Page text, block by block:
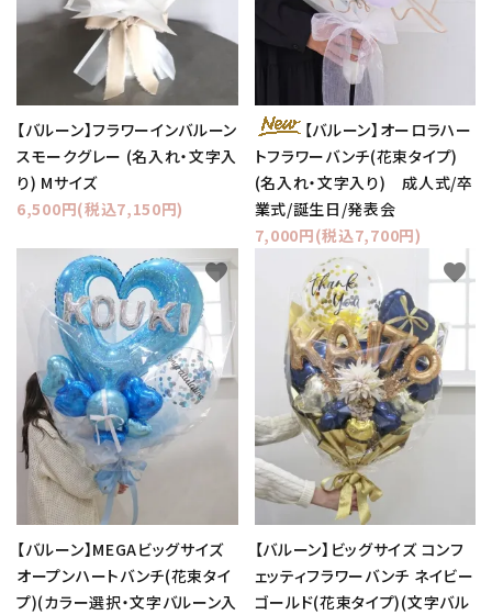
【バルーン】フラワーインバルーン
スモークグレー (名入れ・文字入
り) Mサイズ
6,500円(税込7,150円)
【バルーン】オーロラハー
トフラワーバンチ(花束タイプ)
(名入れ・文字入り) 成人式/卒
業式/誕生日/発表会
7,000円(税込7,700円)
【バルーン】MEGAビッグサイズ
オープンハートバンチ(花束タイ
プ)(カラー選択・文字バルーン入
favorite
【バルーン】ビッグサイズ コンフ
ェッティフラワーバンチ ネイビー
ゴールド(花束タイプ)(文字バル
favorite